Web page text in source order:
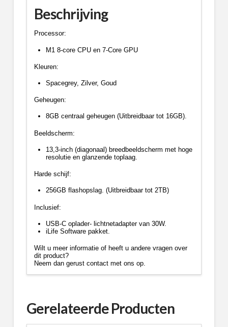
Beschrijving
Processor:
M1 8-core CPU en 7-Core GPU
Kleuren:
Spacegrey, Zilver, Goud
Geheugen:
8GB centraal geheugen (Uitbreidbaar tot 16GB).
Beeldscherm:
13,3-inch (diagonaal) breedbeeldscherm met hoge
resolutie en glanzende toplaag.
Harde schijf:
256GB flashopslag. (Uitbreidbaar tot 2TB)
Inclusief:
USB-C oplader- lichtnetadapter van 30W.
iLife Software pakket.
Wilt u meer informatie of heeft u andere vragen over
dit product?
Neem dan gerust contact met ons op.
Gerelateerde Producten